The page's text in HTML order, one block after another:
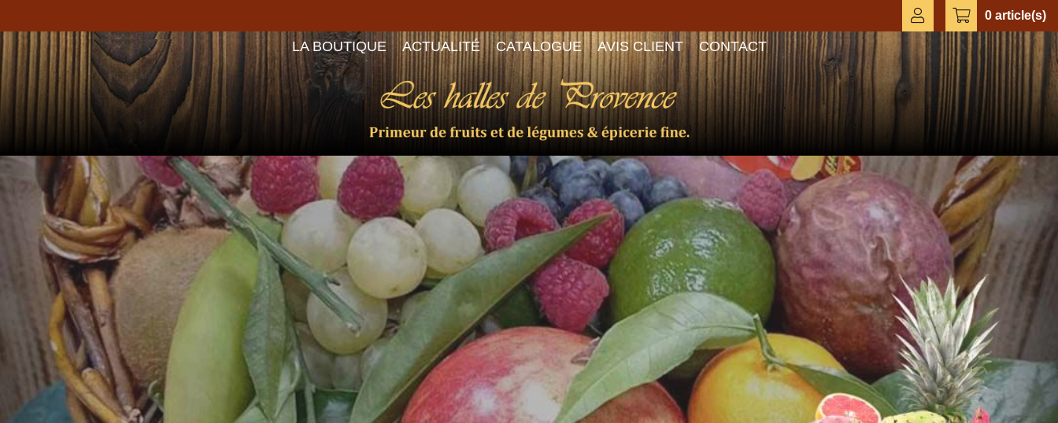
0 article(s)
LA BOUTIQUE ACTUALITÉ CATALOGUE AVIS CLIENT CONTACT